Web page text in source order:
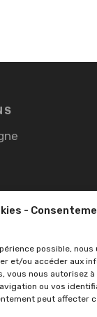
-
possible,
et/ou accéder aux
vous nous autorisez
ou vos
peut affecter